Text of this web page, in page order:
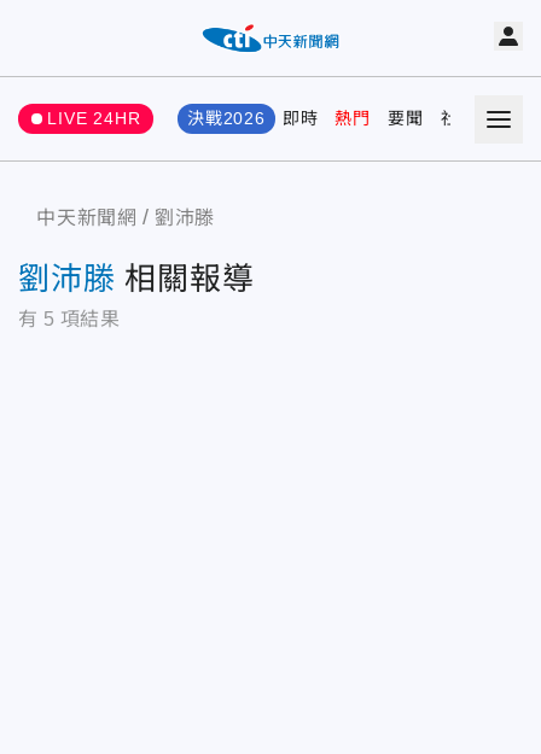
LIVE 24HR 決戰2026 即時 熱門 要聞 社會 娛樂
中天新聞網 劉沛滕
劉沛滕 相關報導
有 5 項結果